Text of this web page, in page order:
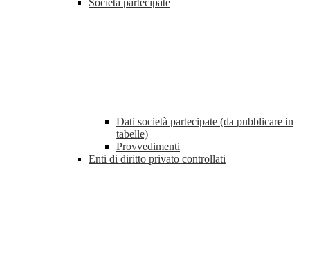
Società partecipate
Dati società partecipate (da pubblicare in
tabelle)
Provvedimenti
Enti di diritto privato controllati